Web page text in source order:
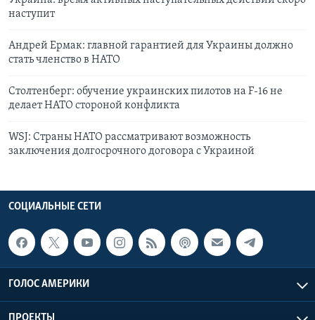
наступит
Андрей Ермак: главной гарантией для Украины должно
стать членство в НАТО
Столтенберг: обучение украинских пилотов на F-16 не
делает НАТО стороной конфликта
WSJ: Страны НАТО рассматривают возможность
заключения долгосрочного договора с Украиной
СОЦИАЛЬНЫЕ СЕТИ
ГОЛОС АМЕРИКИ
ПРОЕКТЫ